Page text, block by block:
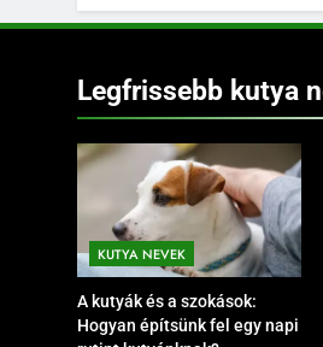
Legfrissebb kutya
KUTYA NEVEK
A kutyák és a szokások:
Hogyan építsünk fel egy napi